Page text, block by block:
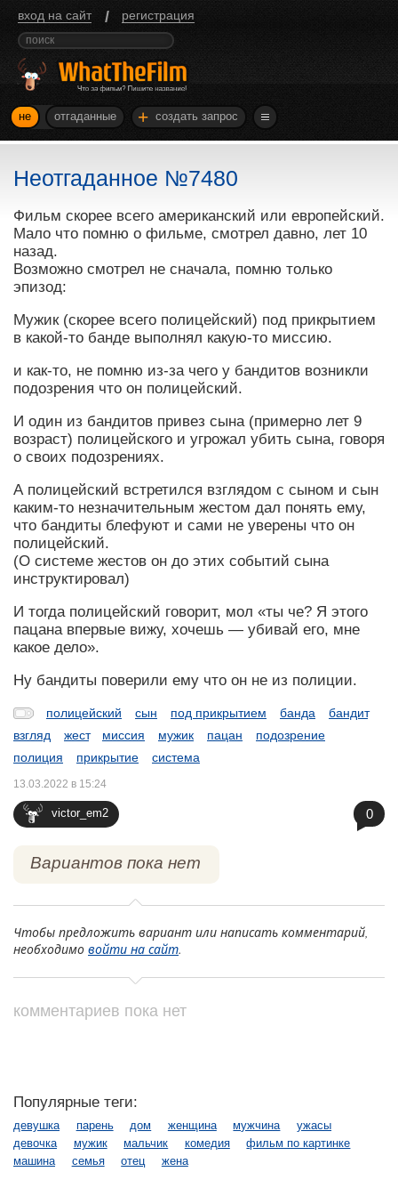
вход на сайт / регистрация
не отгаданные + создать запрос
Неотгаданное №7480
Фильм скорее всего американский или европейский.
Мало что помню о фильме, смотрел давно, лет 10
назад.
Возможно смотрел не сначала, помню только
эпизод:
Мужик (скорее всего полицейский) под прикрытием
в какой-то банде выполнял какую-то миссию.
и как-то, не помню из-за чего у бандитов возникли
подозрения что он полицейский.
И один из бандитов привез сына (примерно лет 9
возраст) полицейского и угрожал убить сына, говоря
о своих подозрениях.
А полицейский встретился взглядом с сыном и сын
каким-то незначительным жестом дал понять ему,
что бандиты блефуют и сами не уверены что он
полицейский.
(О системе жестов он до этих событий сына
инструктировал)
И тогда полицейский говорит, мол «ты че? Я этого
пацана впервые вижу, хочешь — убивай его, мне
какое дело».
Ну бандиты поверили ему что он не из полиции.
полицейский сын под прикрытием банда
бандит
взгляд
жест миссия мужик пацан
подозрение
полиция
прикрытие система
victor_em2
13.03.2022 в 15:24
0
Вариантов пока нет
Чтобы предложить вариант или написать комментарий,
необходимо войти на сайт.
комментариев пока нет
Популярные теги:
девушка парень дом женщина мужчина
ужасы
девочка
мужик мальчик комедия
фильм по картинке
машина
семья отец жена